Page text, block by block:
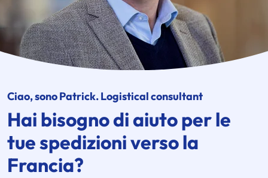
Ciao, sono Patrick. Logistical consultant
Hai bisogno di aiuto per le
tue spedizioni verso la
Francia?